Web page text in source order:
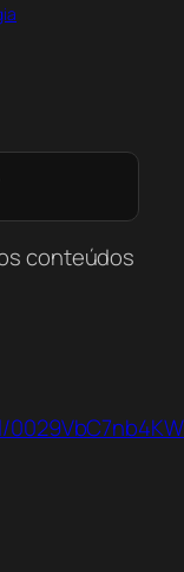
conteúdos